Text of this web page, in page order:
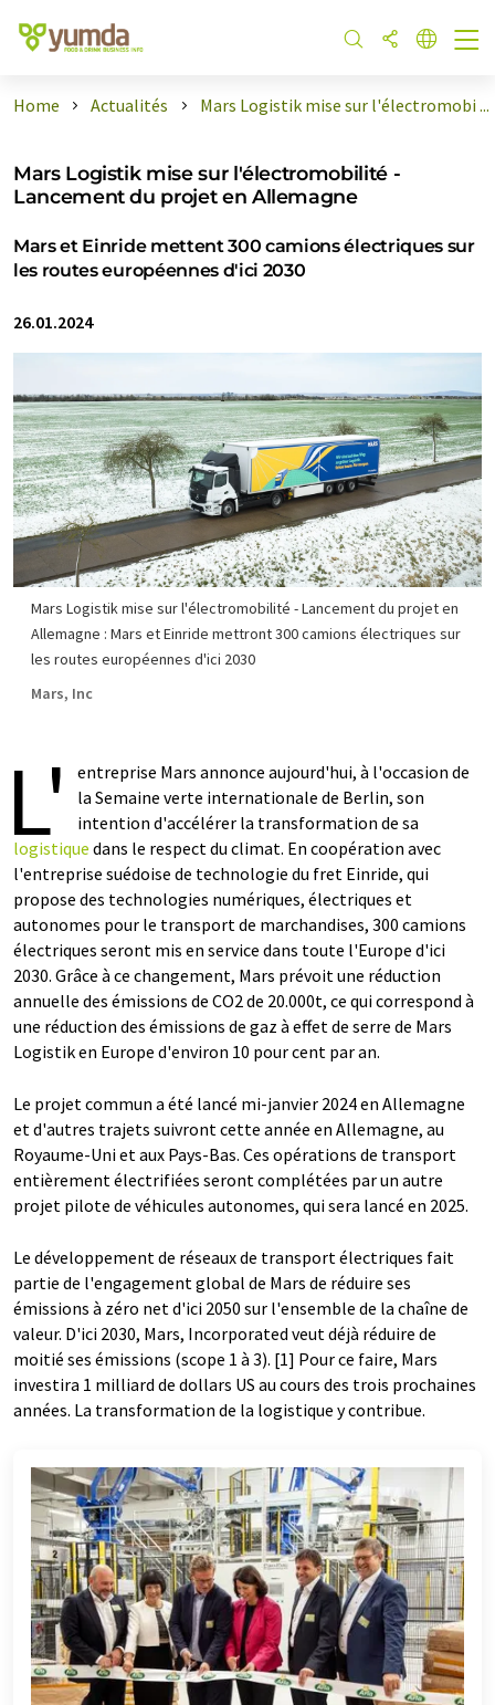
Home Actualités Mars Logistik mise sur l'électromobi ...
Mars Logistik mise sur l'électromobilité -
Lancement du projet en Allemagne
Mars et Einride mettent 300 camions électriques sur
les routes européennes d'ici 2030
26.01.2024
Mars Logistik mise sur l'électromobilité - Lancement du projet en
Allemagne : Mars et Einride mettront 300 camions électriques sur
les routes européennes d'ici 2030
Mars, Inc
L'
entreprise Mars annonce aujourd'hui, à l'occasion de
la Semaine verte internationale de Berlin, son
intention d'accélérer la transformation de sa
logistique dans le respect du climat. En coopération avec
l'entreprise suédoise de technologie du fret Einride, qui
propose des technologies numériques, électriques et
autonomes pour le transport de marchandises, 300 camions
électriques seront mis en service dans toute l'Europe d'ici
2030. Grâce à ce changement, Mars prévoit une réduction
annuelle des émissions de CO2 de 20.000t, ce qui correspond à
une réduction des émissions de gaz à effet de serre de Mars
Logistik en Europe d'environ 10 pour cent par an.
Le projet commun a été lancé mi-janvier 2024 en Allemagne
et d'autres trajets suivront cette année en Allemagne, au
Royaume-Uni et aux Pays-Bas. Ces opérations de transport
entièrement électrifiées seront complétées par un autre
projet pilote de véhicules autonomes, qui sera lancé en 2025.
Le développement de réseaux de transport électriques fait
partie de l'engagement global de Mars de réduire ses
émissions à zéro net d'ici 2050 sur l'ensemble de la chaîne de
valeur. D'ici 2030, Mars, Incorporated veut déjà réduire de
moitié ses émissions (scope 1 à 3). [1] Pour ce faire, Mars
investira 1 milliard de dollars US au cours des trois prochaines
années. La transformation de la logistique y contribue.